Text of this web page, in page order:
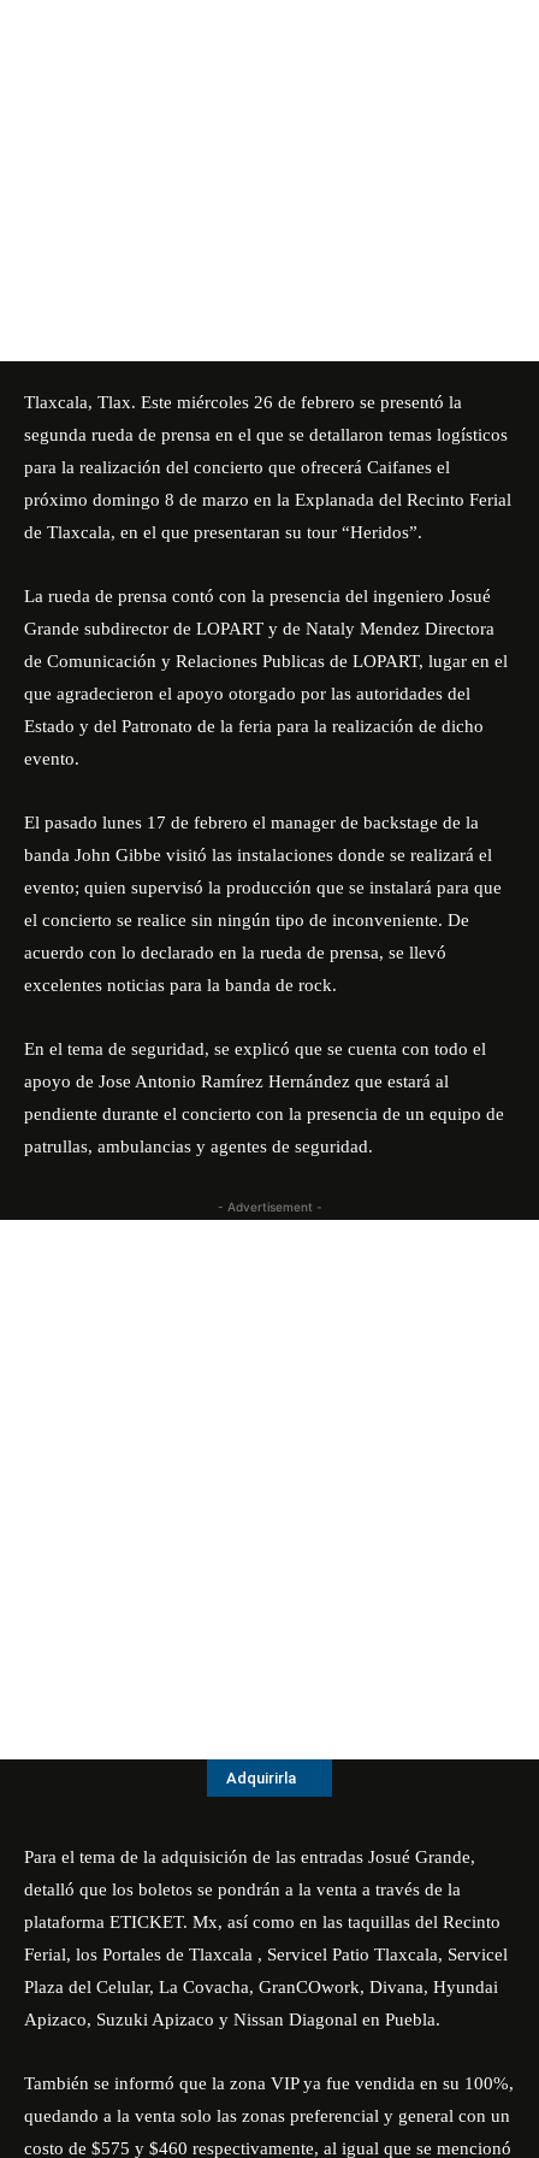
Tlaxcala, Tlax. Este miércoles 26 de febrero se presentó la
segunda rueda de prensa en el que se detallaron temas logísticos
para la realización del concierto que ofrecerá Caifanes el
próximo domingo 8 de marzo en la Explanada del Recinto Ferial
de Tlaxcala, en el que presentaran su tour “Heridos”.
La rueda de prensa contó con la presencia del ingeniero Josué
Grande subdirector de LOPART y de Nataly Mendez Directora
de Comunicación y Relaciones Publicas de LOPART, lugar en el
que agradecieron el apoyo otorgado por las autoridades del
Estado y del Patronato de la feria para la realización de dicho
evento.
El pasado lunes 17 de febrero el manager de backstage de la
banda John Gibbe visitó las instalaciones donde se realizará el
evento; quien supervisó la producción que se instalará para que
el concierto se realice sin ningún tipo de inconveniente. De
acuerdo con lo declarado en la rueda de prensa, se llevó
excelentes noticias para la banda de rock.
En el tema de seguridad, se explicó que se cuenta con todo el
apoyo de Jose Antonio Ramírez Hernández que estará al
pendiente durante el concierto con la presencia de un equipo de
patrullas, ambulancias y agentes de seguridad.
- Advertisement -
Adquirirla
Para el tema de la adquisición de las entradas Josué Grande,
detalló que los boletos se pondrán a la venta a través de la
plataforma ETICKET. Mx, así como en las taquillas del Recinto
Ferial, los Portales de Tlaxcala , Servicel Patio Tlaxcala, Servicel
Plaza del Celular, La Covacha, GranCOwork, Divana, Hyundai
Apizaco, Suzuki Apizaco y Nissan Diagonal en Puebla.
También se informó que la zona VIP ya fue vendida en su 100%,
quedando a la venta solo las zonas preferencial y general con un
costo de $575 y $460 respectivamente, al igual que se mencionó